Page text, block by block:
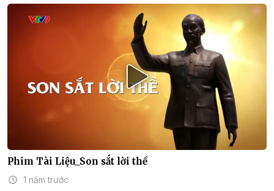
Phim Tài Liệu_Son sắt lời thề
1 năm trước